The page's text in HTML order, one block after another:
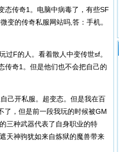
态传奇1。电脑中病毒了，有些SF
变的传奇私服网站吗,答：手机。
F的人。看着散人中变传世sf。
奇1。但是他们也不会把自己的
己开私服。超变态。但是我在百
了，但是前一段我玩的时候被GM
三种武器代表了自身职业的特
天神驹犹如来自炼狱的魔兽带来